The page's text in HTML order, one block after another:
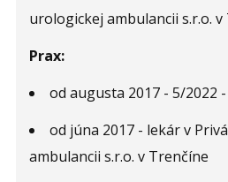
urologickej ambulancii s.r.o.
Prax:
od augusta 2017 - 5/2022
od júna 2017 - lekár v
ambulancii s.r.o. v Trenčíne